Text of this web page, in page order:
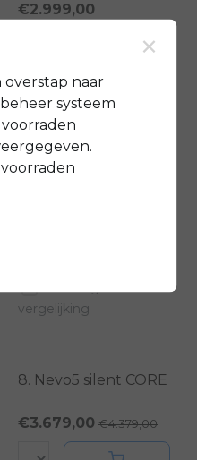
€2.999,00
Toevoegen aan
vergelijking
7. Grenoble C5 HMB
vergelijking
8. Nevo5 silent CORE
€3.679,00 €4.379,00
×
naar
systeem